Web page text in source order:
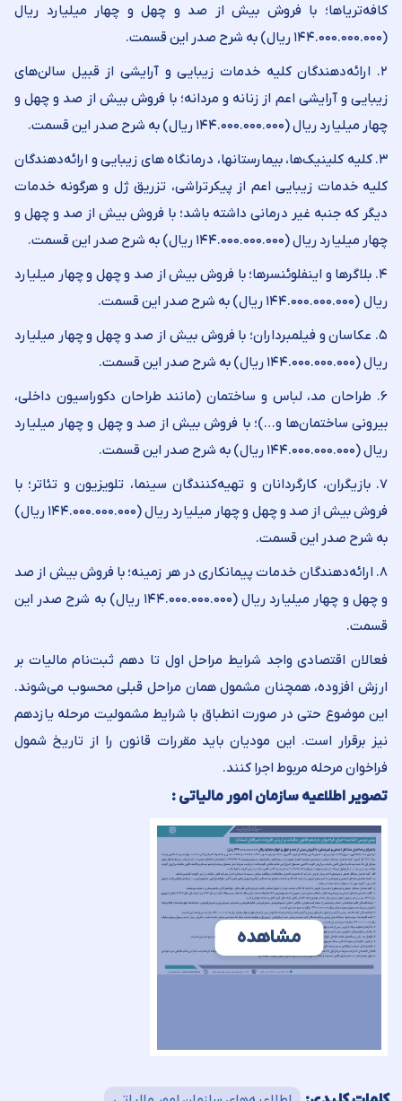
کافه‌تریاها؛ با فروش بیش از صد و چهل و چهار میلیارد ریال
۲. ارائه‌دهندگان کلیه خدمات زیبایی و آرایشی از قبیل سالن‌های
زیبایی و آرایشی اعم از زنانه و مردانه؛ با فروش بیش از صد و چهل و
چهار میلیارد ریال (۱۴۴.۰۰۰.۰۰۰.۰۰۰ ریال) به شرح صدر این قسمت.
۳. کلیه کلینیک‌ها، بیمارستانها، درمانگاه های زیبایی و ارائه‌دهندگان
کلیه خدمات زیبایی اعم از پیکرتراشی، تزریق ژل و هرگونه خدمات
دیگر که جنبه غیر درمانی داشته باشد؛ با فروش بیش از صد و چهل و
چهار میلیارد ریال (۱۴۴.۰۰۰.۰۰۰.۰۰۰ ریال) به شرح صدر این قسمت.
۴. بلاگرها و اینفلوئنسرها؛ با فروش بیش از صد و چهل و چهار میلیارد
ریال (۱۴۴.۰۰۰.۰۰۰.۰۰۰ ریال) به شرح صدر این قسمت.
۵. عکاسان و فیلمبرداران؛ با فروش بیش از صد و چهل و چهار میلیارد
ریال (۱۴۴.۰۰۰.۰۰۰.۰۰۰ ریال) به شرح صدر این قسمت.
۶. طراحان مد، لباس و ساختمان (مانند طراحان دکوراسیون داخلی،
بیرونی ساختمان‌ها و…)؛ با فروش بیش از صد و چهل و چهار میلیارد
ریال (۱۴۴.۰۰۰.۰۰۰.۰۰۰ ریال) به شرح صدر این قسمت.
۷. بازیگران، کارگردانان و تهیه‌کنندگان سینما، تلویزیون و تئاتر؛ با
فروش بیش از صد و چهل و چهار میلیارد ریال (۱۴۴.۰۰۰.۰۰۰.۰۰۰ ریال)
به شرح صدر این قسمت.
۸. ارائه‌دهندگان خدمات پیمانکاری در هر زمینه؛ با فروش بیش از صد
و چهل و چهار میلیارد ریال (۱۴۴.۰۰۰.۰۰۰.۰۰۰ ریال) به شرح صدر این
قسمت.
فعالان اقتصادی واجد شرایط مراحل اول تا دهم ثبت‌نام مالیات بر
ارزش افزوده، همچنان مشمول همان مراحل قبلی محسوب می‌شوند.
این موضوع حتی در صورت انطباق با شرایط مشمولیت مرحله یازدهم
نیز برقرار است. این مودیان باید مقررات قانون را از تاریخ شمول
فراخوان مرحله مربوط اجرا کنند.
تصویر اطلاعیه سازمان امور مالیاتی :
مشاهده